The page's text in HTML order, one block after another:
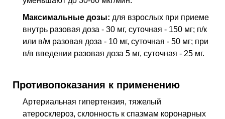
Максимальные дозы: для взрослых при приеме
внутрь разовая доза - 30 мг, суточная - 150 мг; п/к
или в/м разовая доза - 10 мг, суточная - 50 мг; при
в/в введении разовая доза 5 мг, суточная - 25 мг.
Противопоказания к применению
Артериальная гипертензия, тяжелый
атеросклероз, склонность к спазмам коронарных